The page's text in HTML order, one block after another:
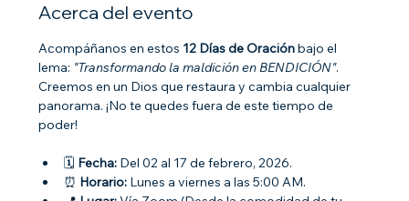
Acerca del evento
Acompáñanos en estos 12 Días de Oración bajo el
lema: "Transformando la maldición en BENDICIÓN".
Creemos en un Dios que restaura y cambia cualquier
panorama. ¡No te quedes fuera de este tiempo de
poder!
🗓 Fecha: Del 02 al 17 de febrero, 2026.
⏰ Horario: Lunes a viernes a las 5:00 AM.